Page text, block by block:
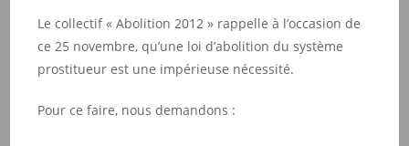
Le collectif « Abolition 2012 » rappelle à l’occasion de
ce 25 novembre, qu’une loi d’abolition du système
prostitueur est une impérieuse nécessité.
Pour ce faire, nous demandons :